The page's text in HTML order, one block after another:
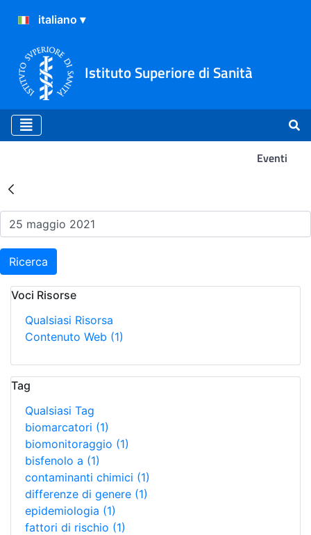
Istituto Superiore di Sanità
Eventi
Risultati della Ricerca -
Ricerca
Voci Risorse
Qualsiasi Risorsa
Contenuto Web (1)
Tag
Qualsiasi Tag
biomarcatori (1)
biomonitoraggio (1)
bisfenolo a (1)
contaminanti chimici (1)
differenze di genere (1)
epidemiologia (1)
fattori di rischio (1)